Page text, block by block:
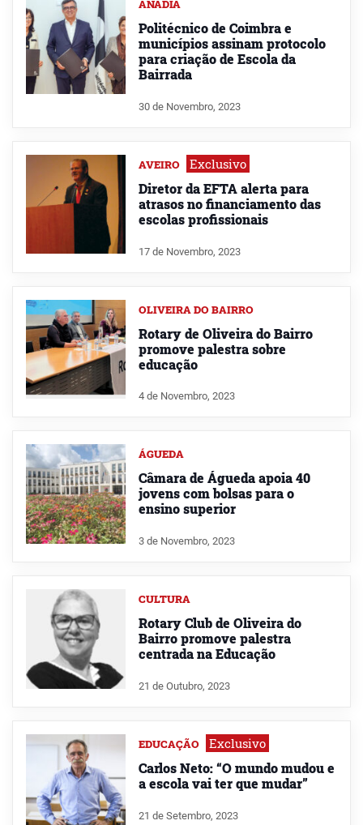
ANADIA
Politécnico de Coimbra e
municípios assinam protocolo
para criação de Escola da
Bairrada
30 de Novembro, 2023
AVEIRO Exclusivo
Diretor da EFTA alerta para
atrasos no financiamento das
escolas profissionais
17 de Novembro, 2023
OLIVEIRA DO BAIRRO
Rotary de Oliveira do Bairro
promove palestra sobre
educação
4 de Novembro, 2023
ÁGUEDA
Câmara de Águeda apoia 40
jovens com bolsas para o
ensino superior
3 de Novembro, 2023
CULTURA
Rotary Club de Oliveira do
Bairro promove palestra
centrada na Educação
21 de Outubro, 2023
EDUCAÇÃO Exclusivo
Carlos Neto: “O mundo mudou e
a escola vai ter que mudar”
21 de Setembro, 2023